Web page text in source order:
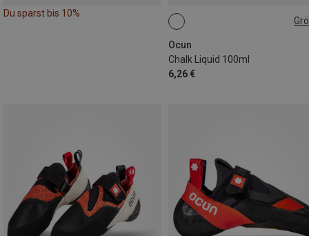
Du sparst bis 10%
Ocun
Chalk Liquid 100ml
6,26 €
100ML